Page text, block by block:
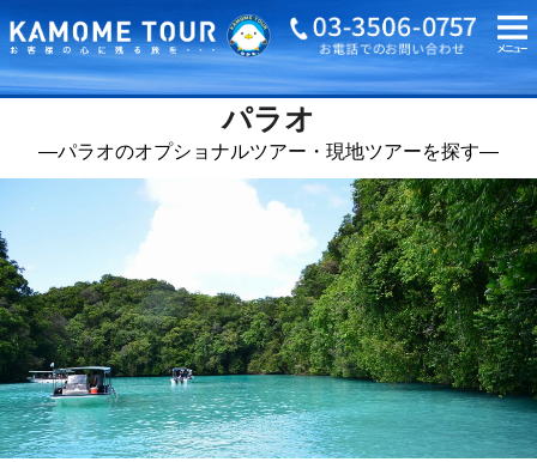
海外旅行・ツアーTOP 海外オプショナルツアーTOP パラオ
パラオ
―パラオのオプショナルツアー・現地ツアーを探す―